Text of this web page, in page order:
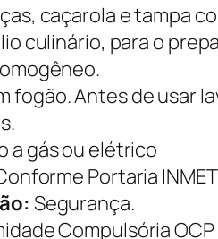
caçarola e tampa
culinário, para o
fogão. Antes de usar
a gás ou elétrico
Portaria
Segurança.
Compulsória OCP